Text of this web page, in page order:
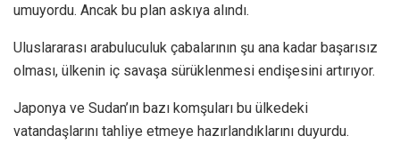
umuyordu. Ancak bu plan askıya alındı.
Uluslararası arabuluculuk çabalarının şu ana kadar başarısız
olması, ülkenin iç savaşa sürüklenmesi endişesini artırıyor.
Japonya ve Sudan’ın bazı komşuları bu ülkedeki
vatandaşlarını tahliye etmeye hazırlandıklarını duyurdu.